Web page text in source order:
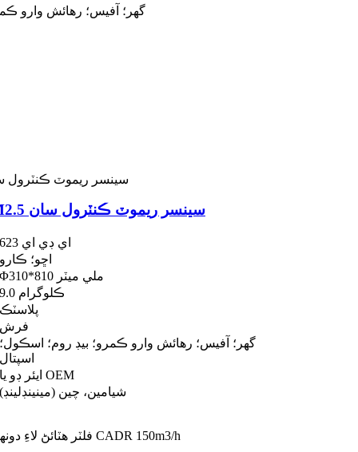
گھر؛ آفيس؛ رهائش وارو
HEPA فلور ايئر پيوريفائر CADR 600m3/h PM2.5 سينسر ريموٽ ڪنٽرول سان
اي ڊي اي 623
اڇو؛ ڪارو
Φ310*810 ملي ميٽر
9.0 ڪلوگرام
پلاسٽڪ
فرش
گھر؛ آفيس؛ رهائش وارو ڪمرو؛ بيڊ روم؛ اسڪول؛
اسپتال
ايئر ڊو يا OEM
شيامين، چين (مينينڊلينڊ)